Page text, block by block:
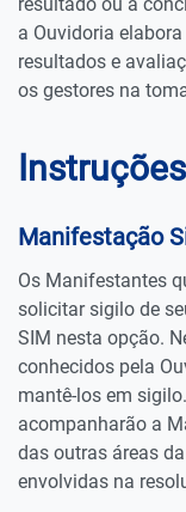
a Ouvidoria
resultados e
os gestores na
Manifestação
Os Manifestantes
solicitar sigilo de
SIM nesta opção.
conhecidos pela
mantê-los em
acompanharão a
das outras áreas
envolvidas na